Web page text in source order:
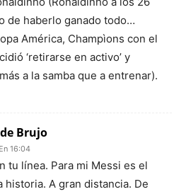
de haberlo ganado todo…
América, Champìons con el
‘retirarse en activo’ y
a la samba que a entrenar).
Brujo
16:04
tu línea. Para mi Messi es el
historia. A gran distancia. De